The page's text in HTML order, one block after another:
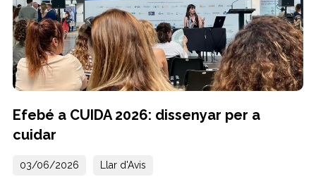
Efebé a CUIDA 2026: dissenyar per a
cuidar
03/06/2026 Llar d'Avis